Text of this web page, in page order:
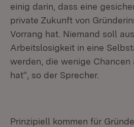
einig darin, dass eine
private Zukunft von
Vorrang hat. Niemand soll
Arbeitslosigkeit in eine
werden, die wenige
hat“, so der Sprecher.
Prinzipiell kommen für